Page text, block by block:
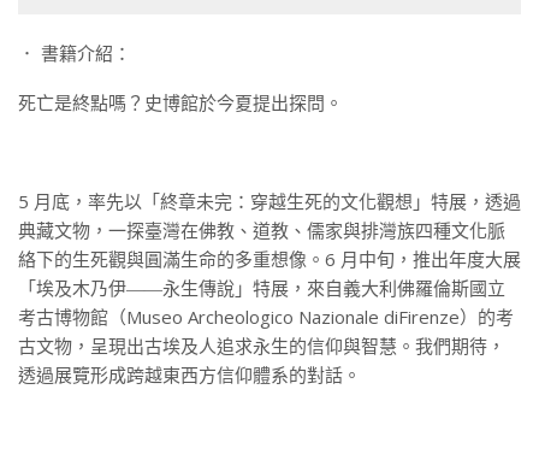
． 書籍介紹：
死亡是終點嗎？史博館於今夏提出探問。
5 月底，率先以「終章未完：穿越生死的文化觀想」特展，透過
典藏文物，一探臺灣在佛教、道教、儒家與排灣族四種文化脈
絡下的生死觀與圓滿生命的多重想像。6 月中旬，推出年度大展
「埃及木乃伊――永生傳說」特展，來自義大利佛羅倫斯國立
考古博物館（Museo Archeologico Nazionale diFirenze）的考
古文物，呈現出古埃及人追求永生的信仰與智慧。我們期待，
透過展覽形成跨越東西方信仰體系的對話。